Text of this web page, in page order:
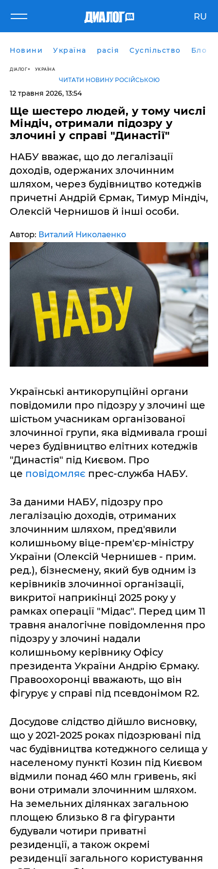
RU
Новини Україна расія Суспільство Блоги
ДІАЛОГ УКРАЇНА
ЧИТАТИ НОВИНУ РОСІЙСЬКОЮ
12 травня 2026, 13:54
Ще шестеро людей, у тому числі
Міндіч, отримали підозру у
злочині у справі "Династії"
НАБУ вважає, що до легалізації
доходів, одержаних злочинним
шляхом, через будівництво котеджів
причетні Андрій Єрмак, Тимур Міндіч,
Олексій Чернишов й інші особи.
Автор: Виталий Николаенко
Українські антикорупційні органи
повідомили про підозру у злочині ще
шістьом учасникам організованої
злочинної групи, яка відмивала гроші
через будівництво елітних котеджів
"Династія" під Києвом. Про
це повідомляє прес-служба НАБУ.
За даними НАБУ, підозру про
легалізацію доходів, отриманих
злочинним шляхом, пред'явили
колишньому віце-прем'єр-міністру
України (Олексій Чернишев - прим.
ред.), бізнесмену, який був одним із
керівників злочинної організації,
викритої наприкінці 2025 року у
рамках операції "Мідас". Перед цим 11
травня аналогічне повідомлення про
підозру у злочині надали
колишньому керівнику Офісу
президента України Андрію Єрмаку.
Правоохоронці вважають, що він
фігурує у справі під псевдонімом R2.
Досудове слідство дійшло висновку,
що у 2021-2025 роках підозрювані під
час будівництва котеджного селища у
населеному пункті Козин під Києвом
відмили понад 460 млн гривень, які
вони отримали злочинним шляхом.
На земельних ділянках загальною
площею близько 8 га фігуранти
будували чотири приватні
резиденції, а також окремі
резиденції загального користування